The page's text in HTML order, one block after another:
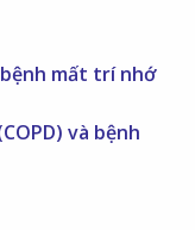
mất trí nhớ
và bệnh